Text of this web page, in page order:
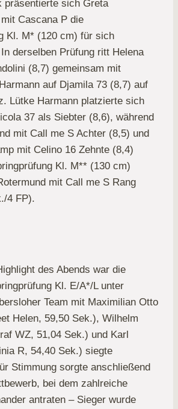
präsentierte sich Greta
Cascana P die
Kl. M* (120 cm) für sich
derselben Prüfung ritt Helena
(8,7) gemeinsam mit
auf Djamila 73 (8,7) auf
Lütke Harmann platzierte sich
37 als Siebter (8,6), während
mit Call me S Achter (8,5) und
mit Celino 16 Zehnte (8,4)
Kl. M** (130 cm)
mit Call me S Rang
4 FP).
des Abends war die
Kl. E/A*/L unter
Team mit Maximilian Otto
Helen, 59,50 Sek.), Wilhelm
WZ, 51,04 Sek.) und Karl
R, 54,40 Sek.) siegte
Stimmung sorgte anschließend
bei dem zahlreiche
antraten – Sieger wurde